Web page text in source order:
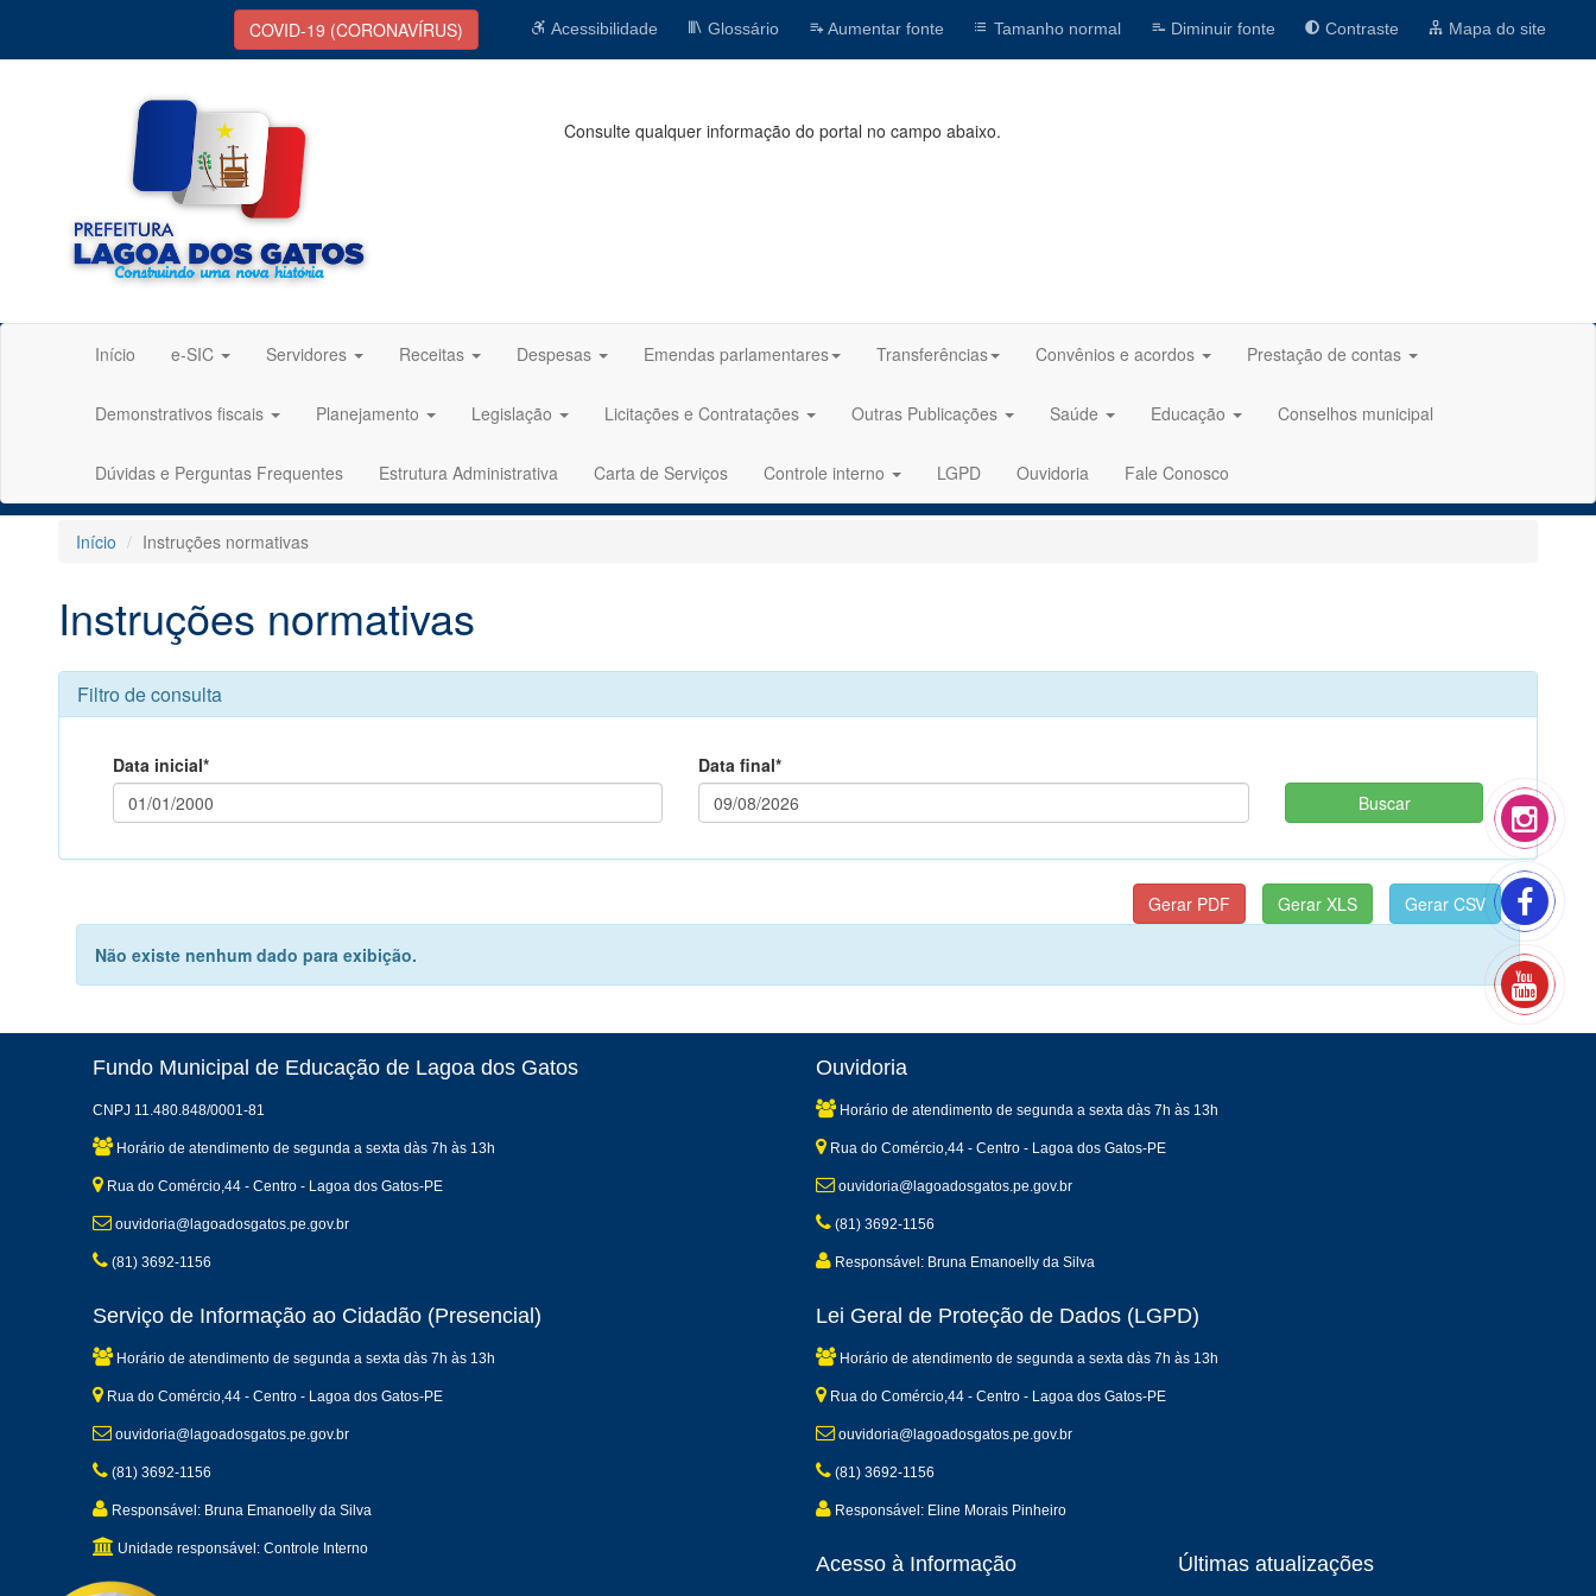
COVID-19 (CORONAVÍRUS) Acessibilidade Glossário Aumentar fonte Tamanho normal Diminuir fonte Contraste Mapa do site
Consulte qualquer informação do portal no campo abaixo.
Início e-SIC Servidores Receitas Despesas Emendas parlamentares Transferências Convênios e acordos Prestação de contas
Demonstrativos fiscais Planejamento Legislação Licitações e Contratações Outras Publicações Saúde Educação Conselhos municipal
Dúvidas e Perguntas Frequentes Estrutura Administrativa Carta de Serviços Controle interno LGPD Ouvidoria Fale Conosco
Início Instruções normativas
Instruções normativas
Filtro de consulta
Data inicial* Data final*
Não existe nenhum dado para exibição.
Fundo Municipal de Educação de Lagoa dos Gatos
CNPJ 11.480.848/0001-81
Horário de atendimento de segunda a sexta dàs 7h às 13h
Rua do Comércio,44 - Centro - Lagoa dos Gatos-PE
ouvidoria@lagoadosgatos.pe.gov.br
(81) 3692-1156
Ouvidoria
Horário de atendimento de segunda a sexta dàs 7h às 13h
Rua do Comércio,44 - Centro - Lagoa dos Gatos-PE
ouvidoria@lagoadosgatos.pe.gov.br
(81) 3692-1156
Responsável: Bruna Emanoelly da Silva
Serviço de Informação ao Cidadão (Presencial)
Horário de atendimento de segunda a sexta dàs 7h às 13h
Rua do Comércio,44 - Centro - Lagoa dos Gatos-PE
ouvidoria@lagoadosgatos.pe.gov.br
(81) 3692-1156
Responsável: Bruna Emanoelly da Silva
Unidade responsável: Controle Interno
Lei Geral de Proteção de Dados (LGPD)
Horário de atendimento de segunda a sexta dàs 7h às 13h
Rua do Comércio,44 - Centro - Lagoa dos Gatos-PE
ouvidoria@lagoadosgatos.pe.gov.br
(81) 3692-1156
Responsável: Eline Morais Pinheiro
Acesso à Informação Últimas atualizações